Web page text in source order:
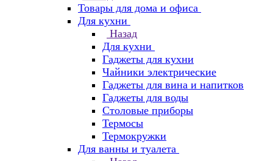
Товары для дома и офиса
Для кухни
Назад
Для кухни
Гаджеты для кухни
Чайники электрические
Гаджеты для вина и напитков
Гаджеты для воды
Столовые приборы
Термосы
Термокружки
Для ванны и туалета